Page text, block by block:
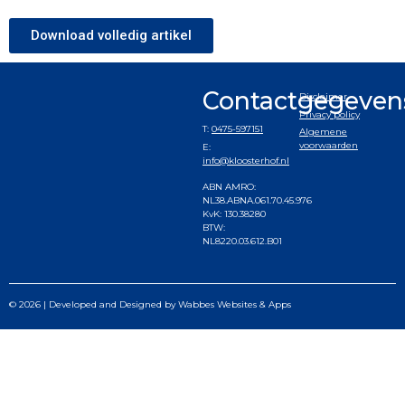
Download volledig artikel
T: 0475-597151
E:
info@kloosterhof.nl
ABN AMRO:
NL38.ABNA.061.70.45.976
KvK: 130.38280
BTW:
NL8220.03.612.B01
Disclaimer
Privacy policy
Algemene
voorwaarden
© 2026 | Developed and Designed byWabbes Websites & Apps